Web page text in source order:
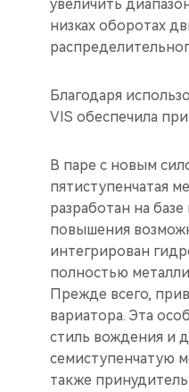
увеличить
низках оборотах
Благодаря
VIS обеспечила
В паре с новым
пятиступенчатая
разработан на
повышения
интегрирован
полностью
Прежде всего,
вариатора. Эта
стиль вождения и
семиступенчатую
также